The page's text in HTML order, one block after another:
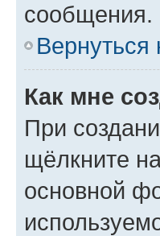
сообщения.
Вернуться
Как мне
При
щёлкните
основной